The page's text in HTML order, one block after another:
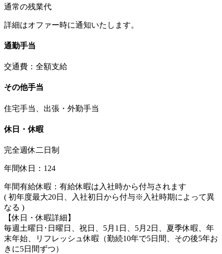
通常の残業代
詳細はオファー時に通知いたします。
通勤手当
交通費：全額支給
その他手当
住宅手当、出張・外勤手当
休日・休暇
完全週休二日制
年間休日：124
年間有給休暇：有給休暇は入社時から付与されます
( 初年度最大20日、入社初日から付与※入社時期によって異
なる )
【休日・休暇詳細】
毎週土曜日･日曜日、祝日、5月1日、5月2日、夏季休暇、年
末年始、リフレッシュ休暇（勤続10年で5日間、その後5年お
きに5日間ずつ）